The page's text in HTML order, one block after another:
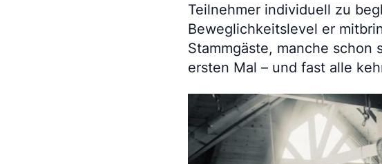
Teilnehmer individuell zu
Beweglichkeitslevel er
Stammgäste, manche
ersten Mal – und fast alle